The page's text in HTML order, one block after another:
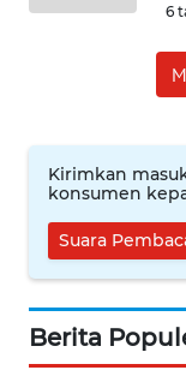
6
Kirimkan
konsumen
Suara
Berita
WN
KALSEL
WN
KALTIM
SULSEL